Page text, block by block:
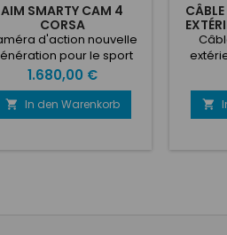
AIM SMARTY CAM 4
CORSA
d'action nouvelle
pour le sport
automobile Conçue
pour le
sport automobile, la
4 Corsa d'Aim
Preis
1.680,00 €
 In den Warenkorb 